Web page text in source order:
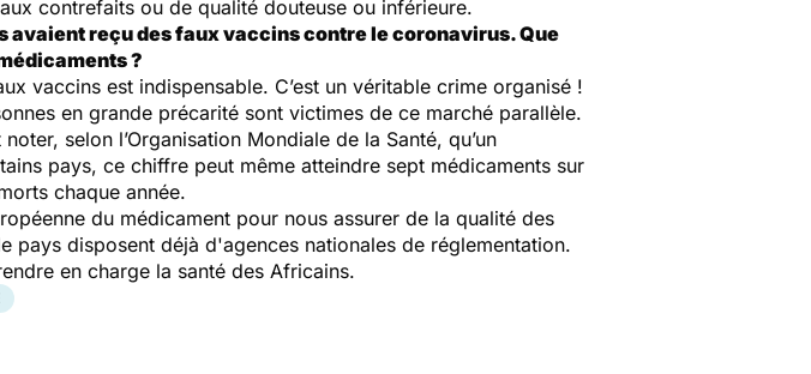
contrefaits ou de qualité douteuse ou inférieure.
avaient reçu des faux vaccins contre le coronavirus. Que
?
vaccins est indispensable. C’est un véritable crime organisé !
en grande précarité sont victimes de ce marché parallèle.
selon l’Organisation Mondiale de la Santé, qu’un
pays, ce chiffre peut même atteindre sept médicaments sur
chaque année.
du médicament pour nous assurer de la qualité des
pays disposent déjà d'agences nationales de réglementation.
en charge la santé des Africains.